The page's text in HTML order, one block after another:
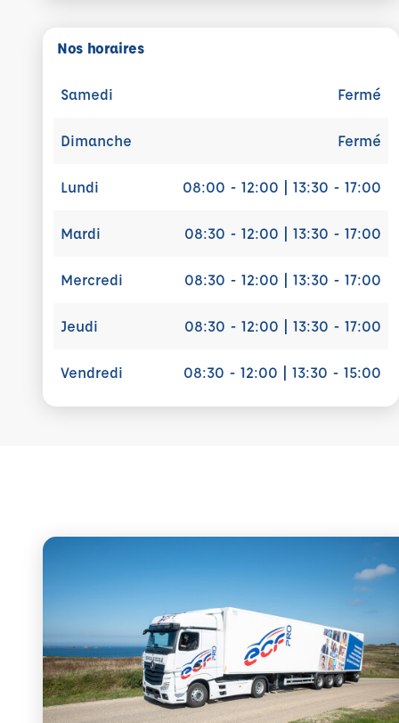
Nos horaires
Samedi Fermé
Dimanche Fermé
Lundi 08:00 - 12:00 | 13:30 - 17:00
Mardi 08:30 - 12:00 | 13:30 - 17:00
Mercredi 08:30 - 12:00 | 13:30 - 17:00
Jeudi 08:30 - 12:00 | 13:30 - 17:00
Vendredi 08:30 - 12:00 | 13:30 - 15:00